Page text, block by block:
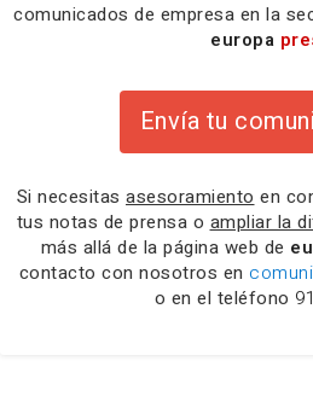
comunicados de empresa en la
europa
Envía tu
Si necesitas asesoramiento en
tus notas de prensa o ampliar la
más allá de la página web de
contacto con nosotros en
o en el teléfono